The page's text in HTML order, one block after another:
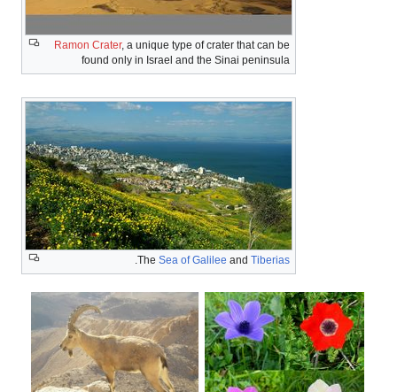
Ramon Crater, a unique type of crater that can be
found only in Israel and the Sinai peninsula
TheSea of GalileeandTiberias
.